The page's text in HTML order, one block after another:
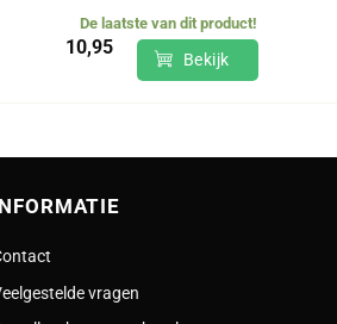
De laatste van dit product!
10,95
Bekijk
vragen